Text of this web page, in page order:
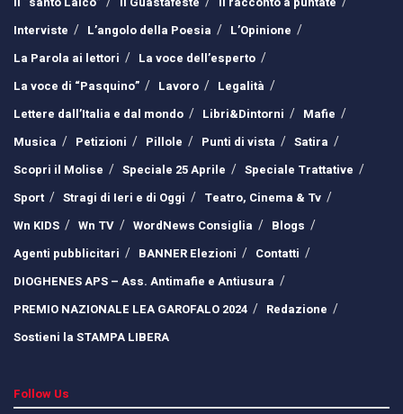
Interviste
L’angolo della Poesia
L’Opinione
La Parola ai lettori
La voce dell’esperto
La voce di “Pasquino”
Lavoro
Legalità
Lettere dall’Italia e dal mondo
Libri&Dintorni
Mafie
Musica
Petizioni Pillole Punti di vista
Satira
Scopri il Molise
Speciale 25 Aprile
Speciale Trattative
Sport
Stragi di Ieri e di Oggi
Teatro, Cinema & Tv
Wn KIDS
Wn TV WordNews Consiglia
Blogs
Agenti pubblicitari
BANNER Elezioni
Contatti
DIOGHENES APS – Ass. Antimafie e Antiusura
PREMIO NAZIONALE LEA GAROFALO 2024
Redazione
Sostieni la STAMPA LIBERA
Follow Us